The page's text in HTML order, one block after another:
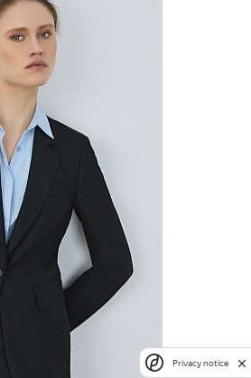
Privacy notice